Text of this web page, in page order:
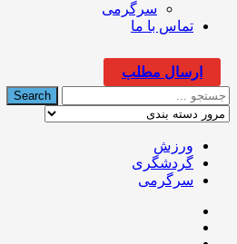
سرگرمی
تماس با ما
ارسال مطلب
ورزش
گردشگری
سرگرمی